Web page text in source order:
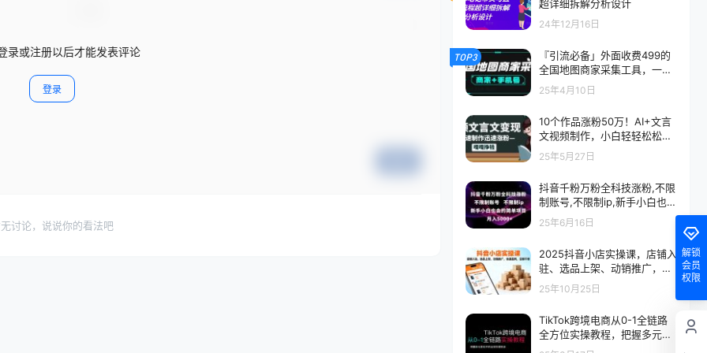
录或注册以后才能发表评论
登录
讨论，说说你的看法吧
超详细拆解分析设计
24年12月16日
TOP3
『引流必备」外面收费499的
全国地图商家采集工具，一键
采集商家 手机号『采集软件
+使用教程+月卡』
25年4月10日
10个作品涨粉50万！AI+文言
文视频制作，小白轻轻松松上
手，条条爆款，条条变现，单
日就能变现
25年5月27日
抖音千粉万粉全科技涨粉,不限
制账号,不限制ip,新手小白也会
的简单项目,…
25年6月16日
2025抖音小店实操课，店铺入
驻、选品上架、动销推广，快
速盈利，日销千单
25年10月25日
TikTok跨境电商从0-1全链路
全方位实操教程，把握多元变
化中的全球生意机会
解锁
会员
权限